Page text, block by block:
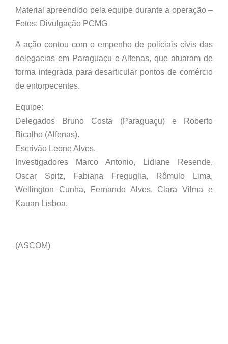
Material apreendido pela equipe durante a operação –
Fotos: Divulgação PCMG
A ação contou com o empenho de policiais civis das
delegacias em Paraguaçu e Alfenas, que atuaram de
forma integrada para desarticular pontos de comércio
de entorpecentes.
Equipe:
Delegados Bruno Costa (Paraguaçu) e Roberto
Bicalho (Alfenas).
Escrivão Leone Alves.
Investigadores Marco Antonio, Lidiane Resende,
Oscar Spitz, Fabiana Freguglia, Rômulo Lima,
Wellington Cunha, Fernando Alves, Clara Vilma e
Kauan Lisboa.
(ASCOM)